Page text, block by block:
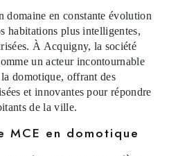
domaine en constante évolution
habitations plus intelligentes,
À Acquigny, la société
un acteur incontournable
domotique, offrant des
et innovantes pour répondre
de la ville.
MCE en domotique